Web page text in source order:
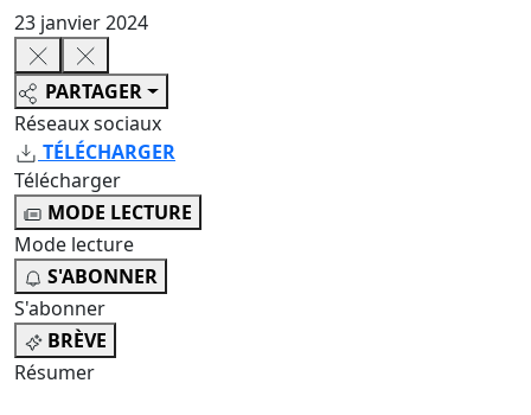
23 janvier 2024
PARTAGER
Réseaux sociaux
TÉLÉCHARGER
Télécharger
MODE LECTURE
Mode lecture
S'ABONNER
S'abonner
BRÈVE
Résumer